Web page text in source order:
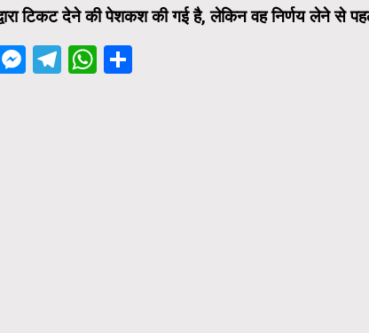
द्वारा टिकट देने की पेशकश की गई है, लेकिन वह निर्णय लेने से
Messenger
Telegram
WhatsApp